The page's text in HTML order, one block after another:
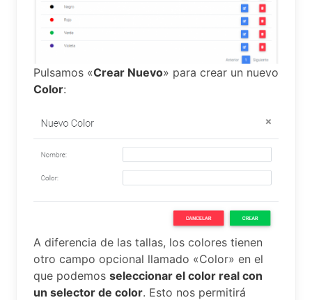
Pulsamos «Crear Nuevo» para crear un nuevo
Color:
A diferencia de las tallas, los colores tienen
otro campo opcional llamado «Color» en el
que podemos seleccionar el color real con
un selector de color. Esto nos permitirá